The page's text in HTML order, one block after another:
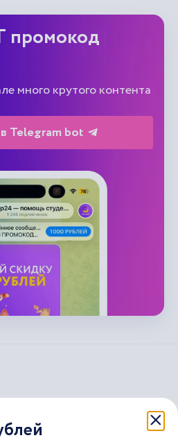
промокод
много крутого контента
Telegram bot
сети